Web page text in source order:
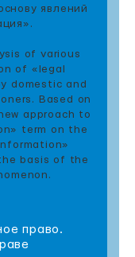
явлений
of various
of «legal
domestic and
Based on
approach to
term on the
basis of the
право.